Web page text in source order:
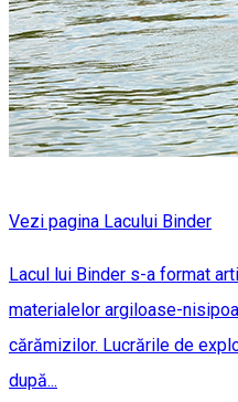
Vezi pagina Lacului Binder
Lacul lui Binder s-a format
materialelor argiloase-
cărămizilor. Lucrările de
după...